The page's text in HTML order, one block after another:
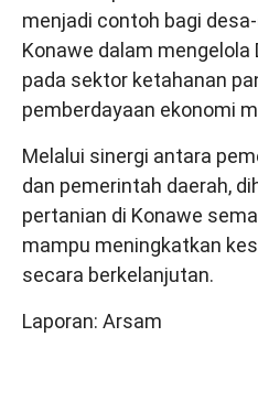
menjadi contoh bagi
Konawe dalam mengelola
pada sektor ketahanan
pemberdayaan ekonomi
Melalui sinergi antara
dan pemerintah daerah,
pertanian di Konawe
mampu meningkatkan
secara berkelanjutan.
Laporan: Arsam